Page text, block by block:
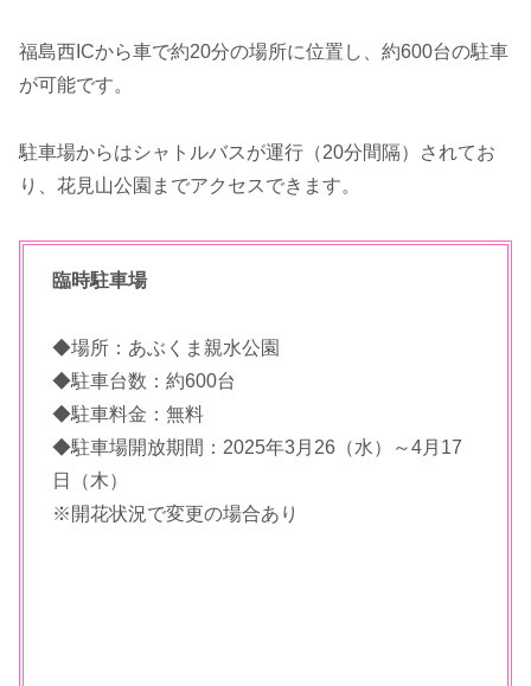
福島西ICから車で約20分の場所に位置し、約600台の駐車
が可能です。
駐車場からはシャトルバスが運行（20分間隔）されてお
り、花見山公園までアクセスできます。
臨時駐車場
◆場所：あぶくま親水公園
◆駐車台数：約600台
◆駐車料金：無料
◆駐車場開放期間：2025年3月26（水）～4月17
日（木）
※開花状況で変更の場合あり